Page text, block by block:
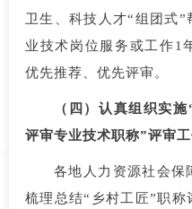
卫生、科技人才“组团式
业技术岗位服务或工作1
优先推荐、优先评审。
（四）认真组织实
评审专业技术职称”评审工
各地人力资源社会保
梳理总结“乡村工匠”职